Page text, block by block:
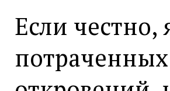
Если честно,